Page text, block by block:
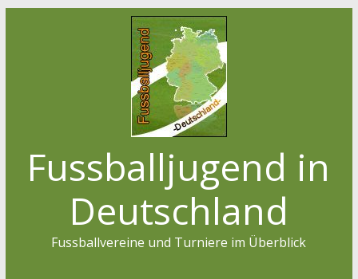
Fussballjugend in
Deutschland
Fussballvereine und Turniere im Überblick